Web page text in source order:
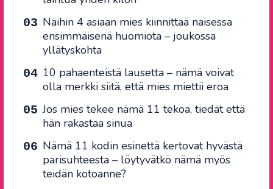
Näihin 4 asiaan mies kiinnittää naisessa
ensimmäisenä huomiota – joukossa
yllätyskohta
10 pahaenteistä lausetta – nämä voivat
olla merkki siitä, että mies miettii eroa
Jos mies tekee nämä 11 tekoa, tiedät että
hän rakastaa sinua
Nämä 11 kodin esinettä kertovat hyvästä
parisuhteesta – löytyvätkö nämä myös
teidän kotoanne?